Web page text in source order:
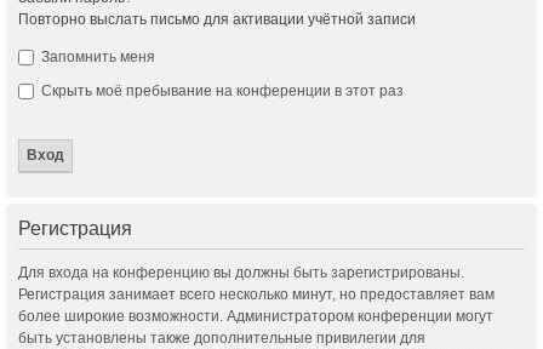
Повторно выслать письмо для активации учётной записи
Запомнить меня
Скрыть моё пребывание на конференции в этот раз
Регистрация
Для входа на конференцию вы должны быть зарегистрированы.
Регистрация занимает всего несколько минут, но предоставляет вам
более широкие возможности. Администратором конференции могут
быть установлены также дополнительные привилегии для